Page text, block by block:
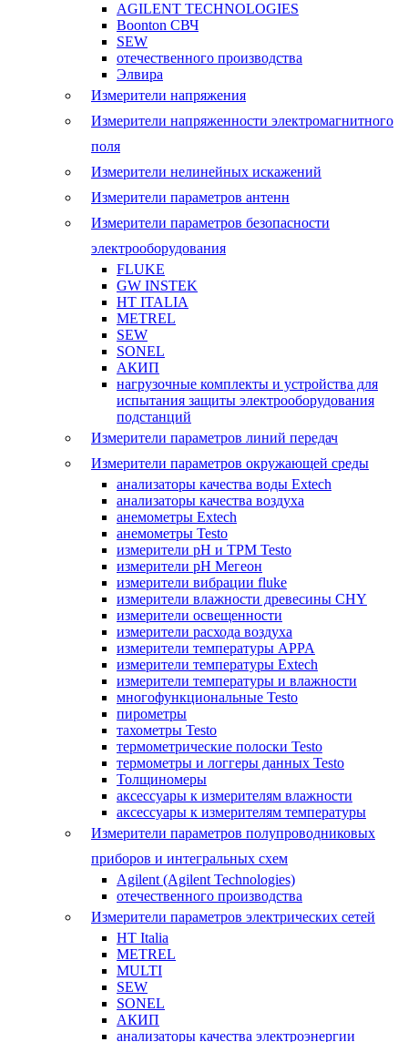
AGILENT TECHNOLOGIES
Boonton СВЧ
SEW
отечественного производства
Элвира
Измерители напряжения
Измерители напряженности электромагнитного
поля
Измерители нелинейных искажений
Измерители параметров антенн
Измерители параметров безопасности
электрооборудования
FLUKE
GW INSTEK
HT ITALIA
METREL
SEW
SONEL
АКИП
нагрузочные комплекты и устройства для
испытания защиты электрооборудования
подстанций
Измерители параметров линий передач
Измерители параметров окружающей среды
анализаторы качества воды Extech
анализаторы качества воздуха
анемометры Extech
анемометры Testo
измерители pH и ТРМ Testo
измерители pH Мегеон
измерители вибрации fluke
измерители влажности древесины CHY
измерители освещенности
измерители расхода воздуха
измерители температуры APPA
измерители температуры Extech
измерители температуры и влажности
многофункциональные Testo
пирометры
тахометры Testo
термометрические полоски Testo
термометры и логгеры данных Testo
Толщиномеры
аксессуары к измерителям влажности
аксессуары к измерителям температуры
Измерители параметров полупроводниковых
приборов и интегральных схем
Agilent (Agilent Technologies)
отечественного производства
Измерители параметров электрических сетей
HT Italia
METREL
MULTI
SEW
SONEL
АКИП
анализаторы качества электроэнергии